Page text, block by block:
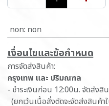
non: non
เ​งื่อนไขและข้อกำหนด
การจัดส่งสินค้า:
กรุงเทพ และ ปริมณฑล
- ชำระเงินก่อน 12:00น. จัดส่งสิ
(ยกเว้นเนื้อสั่งตัดจะจัดส่งสินค้า